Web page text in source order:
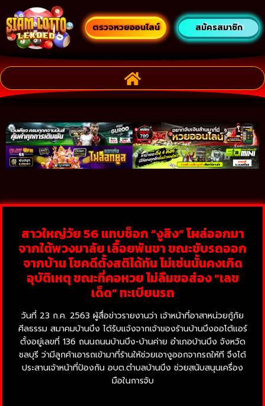
ตรวจหวยออนไลน์ สมัครสมาชิก
สาวใหญ่วัย 56 แทบช็อก “งูสิง” โผล่ออกมา
จากใต้พวงมาลัย เลื้อยพันขา ขณะขับรถออก
จากบ้าน โชคดีตั้งสติได้ทัน ไม่เช่นนั้นคงเกิด
อุบัติเหตุ ขณะที่คอหวย ไม่ลืมขอส่อง “เลข
เด็ด” ทะเบียนรถ
วันที่ 23 ก.ค. 2563 ผู้สื่อข่าวรายงานว่า เจ้าหน้าที่อาสาหน่วยกู้ภัย
ศีลธรรม สมาคมบ้านบึง ได้รับแจ้งจากเจ้าของร้านบ้านบึงออโต้แอร์
ตั้งอยู่เลขที่ 136 ถนนถนนบ้านบึง-บ้านค่าย อำเภอบ้านบึง จังหวัด
ชลบุรี ว่ามีลูกค้าเอารถเข้ามาที่ร้านให้ช่วยเอางูออกจากรถให้ที จึงได้
ประสานเจ้าหน้าที่ป้องกัน อบต.ตำบลบ้านบึง ช่วยสนับสนุนเครื่อง
มือในการจับ